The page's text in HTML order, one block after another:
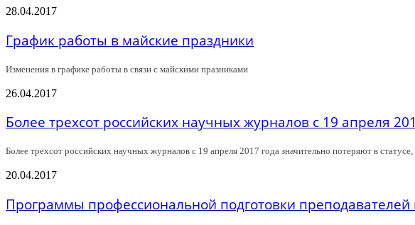
28.04.2017
График работы в майские праздники
Изменения в графике работы в связи с майскими празниками
26.04.2017
Более трехсот российских научных журналов с 19 апреля
Более трехсот российских научных журналов с 19 апреля 2017 года значительно потеряют в
20.04.2017
Программы профессиональной подготовки преподавателей